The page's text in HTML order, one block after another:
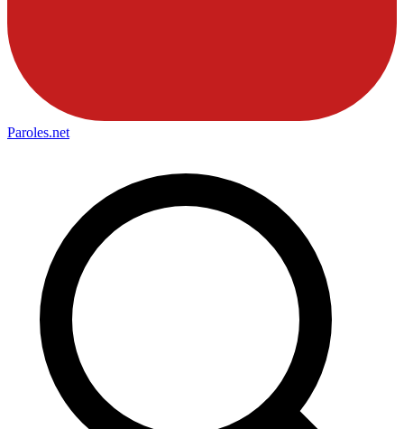
Paroles.net